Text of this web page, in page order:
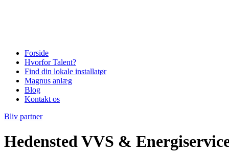
Forside
Hvorfor Talent?
Find din lokale installatør
Magnus anlæg
Blog
Kontakt os
Bliv partner
Hedensted VVS &